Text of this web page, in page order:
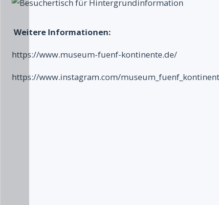
Weitere Informationen:
https://www.museum-fuenf-kontinente.de/
https://www.instagram.com/